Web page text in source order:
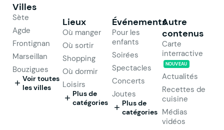
Villes
Sète
Agde
Frontignan
Marseillan
Bouzigues
Voir toutes
les villes
Lieux
Où manger
Où sortir
Shopping
Où dormir
Loisirs
Plus de
catégories
Événements
Pour les
enfants
Soirées
Spectacles
Concerts
Joutes
Plus de
catégories
Autre
contenus
Carte
interractive
NOUVEAU
Actualités
Recettes de
cuisine
Médias
vidéos